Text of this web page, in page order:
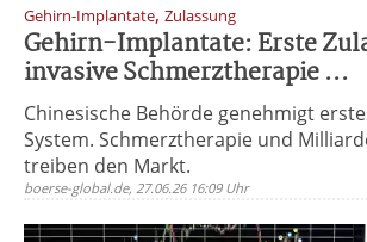
Gehirn-Implantate, Zulassung
Gehirn-Implantate: Erste
invasive Schmerztherapie ...
Chinesische Behörde genehmigt
System. Schmerztherapie und
treiben den Markt.
boerse-global.de, 27.06.26 16:09 Uhr